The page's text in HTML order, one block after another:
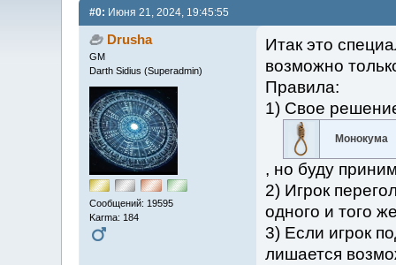
#0: Июня 21, 2024, 19:45:55
Drusha
GM
Darth Sidius (Superadmin)
Сообщений: 19595
Karma: 184
Итак это
возможно
Правила:
1) Свое
Монокума
, но буду
2) Игрок
одного и того
3) Если игрок
лишается